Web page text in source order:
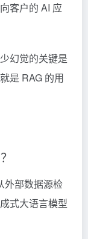
客户的 AI 应
幻觉的关键是
是 RAG 的用
外部数据源检
式大语言模型